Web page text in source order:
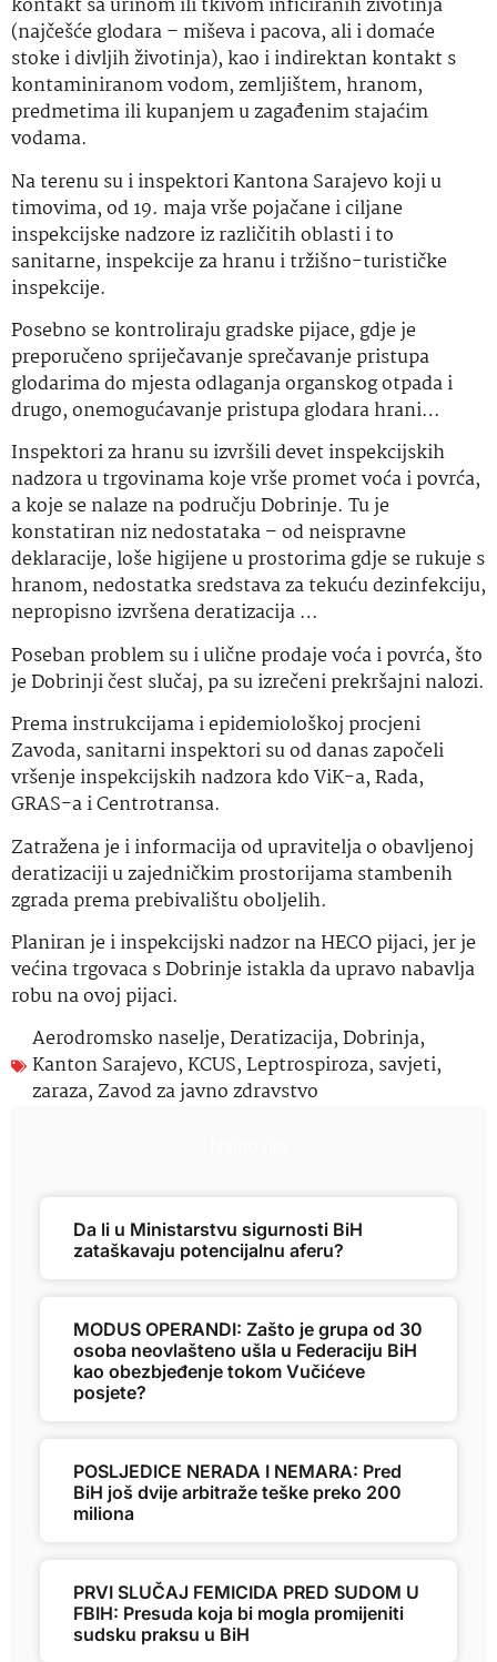
kontakt sa urinom ili tkivom inficiranih životinja
(najčešće glodara – miševa i pacova, ali i domaće
stoke i divljih životinja), kao i indirektan kontakt s
kontaminiranom vodom, zemljištem, hranom,
predmetima ili kupanjem u zagađenim stajaćim
vodama.
Na terenu su i inspektori Kantona Sarajevo koji u
timovima, od 19. maja vrše pojačane i ciljane
inspekcijske nadzore iz različitih oblasti i to
sanitarne, inspekcije za hranu i tržišno-turističke
inspekcije.
Posebno se kontroliraju gradske pijace, gdje je
preporučeno spriječavanje sprečavanje pristupa
glodarima do mjesta odlaganja organskog otpada i
drugo, onemogućavanje pristupa glodara hrani…
Inspektori za hranu su izvršili devet inspekcijskih
nadzora u trgovinama koje vrše promet voća i povrća,
a koje se nalaze na području Dobrinje. Tu je
konstatiran niz nedostataka – od neispravne
deklaracije, loše higijene u prostorima gdje se rukuje s
hranom, nedostatka sredstava za tekuću dezinfekciju,
nepropisno izvršena deratizacija …
Poseban problem su i ulične prodaje voća i povrća, što
je Dobrinji čest slučaj, pa su izrečeni prekršajni nalozi.
Prema instrukcijama i epidemiološkoj procjeni
Zavoda, sanitarni inspektori su od danas započeli
vršenje inspekcijskih nadzora kdo ViK-a, Rada,
GRAS-a i Centrotransa.
Zatražena je i informacija od upravitelja o obavljenoj
deratizaciji u zajedničkim prostorijama stambenih
zgrada prema prebivalištu oboljelih.
Planiran je i inspekcijski nadzor na HECO pijaci, jer je
većina trgovaca s Dobrinje istakla da upravo nabavlja
robu na ovoj pijaci.
Aerodromsko naselje,Deratizacija,Dobrinja,
Kanton Sarajevo,KCUS,Leptrospiroza, savjeti,
zaraza,Zavod za javno zdravstvo
Da li u Ministarstvu sigurnosti BiH
zataškavaju potencijalnu aferu?
MODUS OPERANDI: Zašto je grupa od 30
osoba neovlašteno ušla u Federaciju BiH
kao obezbjeđenje tokom Vučićeve
posjete?
POSLJEDICE NERADA I NEMARA: Pred
BiH još dvije arbitraže teške preko 200
miliona
PRVI SLUČAJ FEMICIDA PRED SUDOM U
FBIH: Presuda koja bi mogla promijeniti
sudsku praksu u BiH